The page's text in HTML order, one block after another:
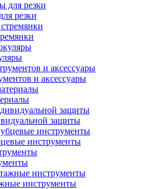
резки
и аксессуары
защиты
инструменты
инструменты